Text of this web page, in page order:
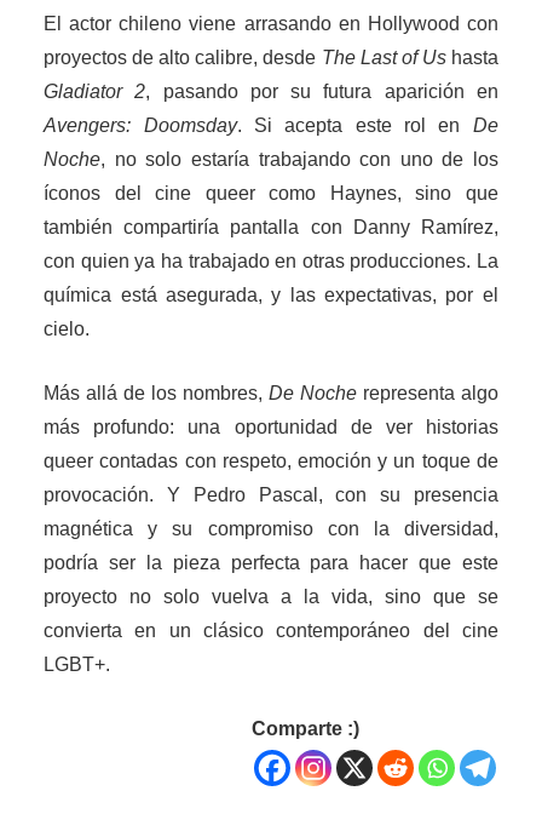
El actor chileno viene arrasando en Hollywood con
proyectos de alto calibre, desde The Last of Ushasta
Gladiator 2, pasando por su futura aparición en
Avengers: Doomsday. Si acepta este rol en De
Noche, no solo estaría trabajando con uno de los
íconos del cine queer como Haynes, sino que
también compartiría pantalla con Danny Ramírez,
con quien ya ha trabajado en otras producciones. La
química está asegurada, y las expectativas, por el
cielo.
Más allá de los nombres, De Nocherepresenta algo
más profundo: una oportunidad de ver historias
queer contadas con respeto, emoción y un toque de
provocación. Y Pedro Pascal, con su presencia
magnética y su compromiso con la diversidad,
podría ser la pieza perfecta para hacer que este
proyecto no solo vuelva a la vida, sino que se
convierta en un clásico contemporáneo del cine
LGBT+.
Comparte :)